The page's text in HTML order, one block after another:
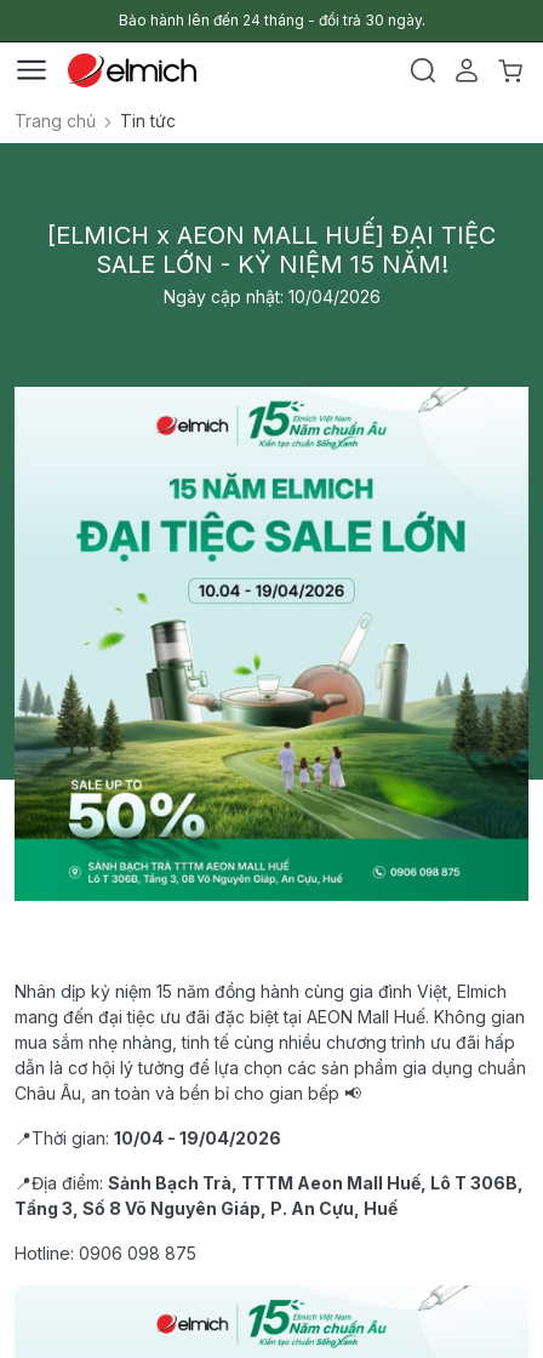
Bảo hành lên đến 24 tháng - đổi trả 30 ngày.
Trang chủ Tin tức
[ELMICH x AEON MALL HUẾ] ĐẠI TIỆC
SALE LỚN - KỶ NIỆM 15 NĂM!
Ngày cập nhật: 10/04/2026
Nhân dịp kỷ niệm 15 năm đồng hành cùng gia đình Việt, Elmich
mang đến đại tiệc ưu đãi đặc biệt tại AEON Mall Huế. Không gian
mua sắm nhẹ nhàng, tinh tế cùng nhiều chương trình ưu đãi hấp
dẫn là cơ hội lý tưởng để lựa chọn các sản phẩm gia dụng chuẩn
Châu Âu, an toàn và bền bỉ cho gian bếp 📢
📍Thời gian: 10/04 - 19/04/2026
📍Địa điểm: Sảnh Bạch Trà, TTTM Aeon Mall Huế, Lô T 306B,
Tầng 3, Số 8 Võ Nguyên Giáp, P. An Cựu, Huế
Hotline: 0906 098 875